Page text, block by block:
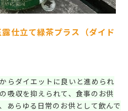
仕立て緑茶プラス（ダイド
らダイエットに良いと進められ
吸収を抑えられて、食事のお供
あらゆる日常のお供として飲んで